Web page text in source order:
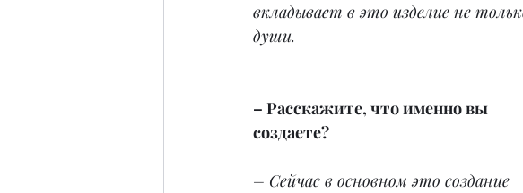
вкладывает в это изделие не
души.
– Расскажите, что именно вы
создаете?
– Сейчас в основном это создание